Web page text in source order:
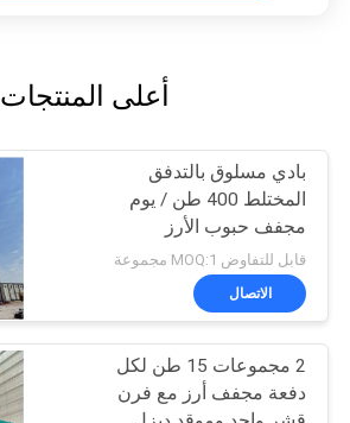
أعلى المنتجات
بادي مسلوق بالتدفق
المختلط 400 طن / يوم
مجفف حبوب الأرز
قابل للتفاوض MOQ:1 مجموعة
الاتصال
2 مجموعات 15 طن لكل
دفعة مجفف أرز مع فرن